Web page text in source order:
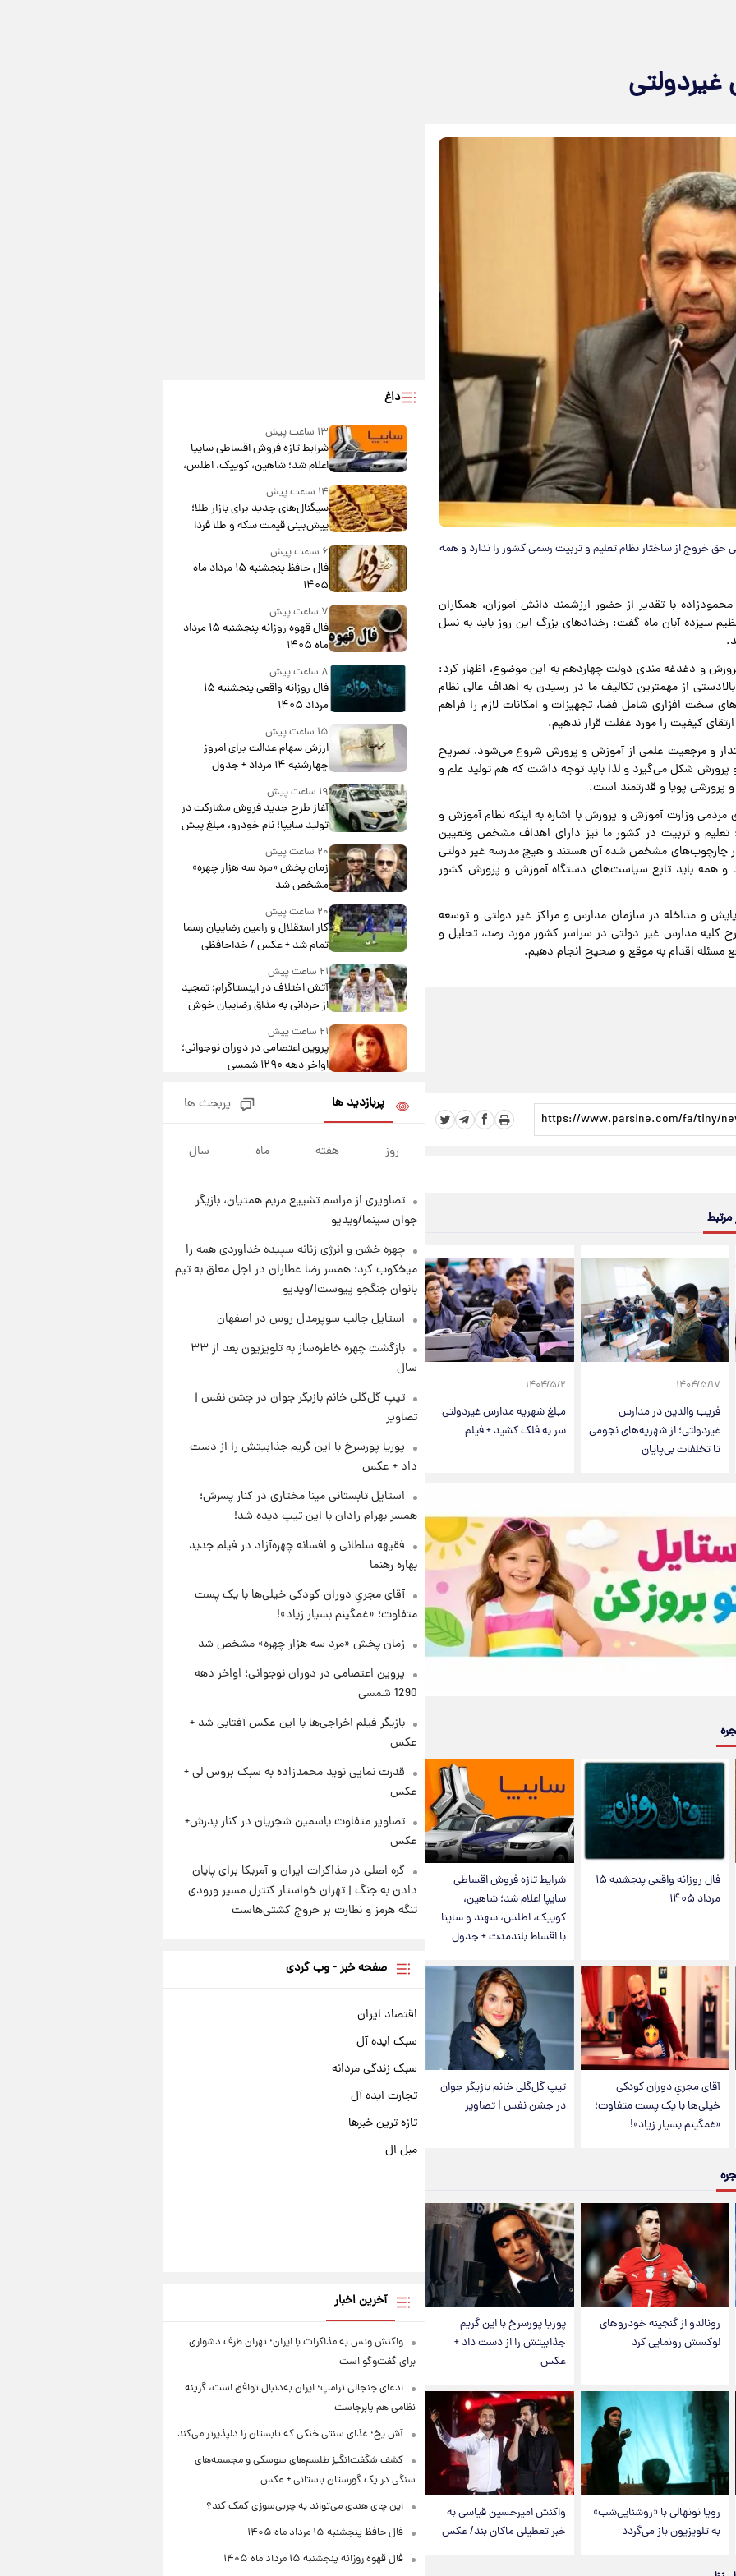
خروج از ساختار نظام تعلیم و تربیت رسمی کشور را ندارد و همه
با تقدیر از حضور ارزشمند دانش آموزان، همکاران
سیزده آبان ماه گفت: رخداد‌های بزرگ این روز باید به نسل
و دغدغه مندی دولت چهاردهم به این موضوع، اظهار کرد:
از مهمترین تکالیف ما در رسیدن به اهداف عالی نظام
سخت افزاری شامل فضا، تجهیزات و امکانات لازم را فراهم
کیفیت را مورد غفلت قرار ندهیم.
و مرجعیت علمی از آموزش و پرورش شروع می‌شود، تصریح
پرورش شکل می‌گیرد و لذا باید توجه داشت که هم تولید علم و
پرورشی پویا و قدرتمند است.
وزارت آموزش و پرورش با اشاره به اینکه نظام آموزش و
و تربیت در کشور ما نیز دارای اهداف مشخص و‌تعیین
چارچوب‌های مشخص شده آن هستند و هیچ مدرسه غیر دولتی
و همه باید تابع سیاست‌های دستگاه آموزش و پرورش کشور
و مداخله در سازمان مدارس و مراکز غیر دولتی و توسعه
مدارس غیر دولتی در سراسر کشور مورد رصد، تحلیل و
مسئله اقدام به موقع و صحیح انجام دهیم.
مرتبط
۱۴۰۴/۵/۱۷
فریب والدین در مدارس
غیردولتی؛ از شهریه‌های نجومی
تا تخلفات بی‌پایان
۱۴۰۴/۵/۲
مبلغ شهریه مدارس غیردولتی
سر به فلک کشید + فیلم
فال روزانه واقعی پنجشنبه ۱۵
مرداد ۱۴۰۵
شرایط تازه فروش اقساطی
سایپا اعلام شد؛ شاهین،
کوییک، اطلس، سهند و ساینا
با اقساط بلندمدت + جدول
آقای مجریِ دوران کودکی
خیلی‌ها با یک پست متفاوت؛
«غمگینم بسیار زیاد»!
تیپ گل‌گلی خانم بازیگر جوان
در جشن نفس | تصاویر
رونالدو از گنجینه خودروهای
لوکسش رونمایی کرد
پوریا پورسرخ با این گریم
جذابیتش را از دست داد +
عکس
رویا نونهالی با «روشنایی‌شب»
به تلویزیون باز می‌گردد
واکنش امیرحسین قیاسی به
خبر تعطیلی ماکان بند/ عکس
داغ
۱۳ ساعت پیش
شرایط تازه فروش اقساطی سایپا
اعلام شد؛ شاهین، کوییک، اطلس،
سهند و ساینا با اقساط بلندمدت +
جدول۱۴ ساعت پیش
سیگنال‌های جدید برای بازار طلا؛
پیش‌بینی قیمت سکه و طلا فردا
۶ ساعت پیش
فال حافظ پنجشنبه ۱۵ مرداد ماه
۱۴۰۵
۷ ساعت پیش
فال قهوه روزانه پنجشنبه ۱۵ مرداد
ماه ۱۴۰۵
۸ ساعت پیش
فال روزانه واقعی پنجشنبه ۱۵
مرداد ۱۴۰۵
۱۵ ساعت پیش
ارزش سهام عدالت برای امروز
چهارشنبه ۱۴ مرداد + جدول
۱۹ ساعت پیش
آغاز طرح جدید فروش مشارکت در
تولید سایپا؛ نام خودرو، مبلغ پیش
مشارکت چند درصد است؟
۲۰ ساعت پیش
زمان پخش «مرد سه هزار چهره»
مشخص شد
۲۰ ساعت پیش
کار استقلال و رامین رضاییان رسما
تمام شد + عکس / خداحافظی
صمیمانه آبی ها با رامین!
۲۱ ساعت پیش
آتش اختلاف در اینستاگرام؛ تمجید
از حردانی به مذاق رضاییان خوش
نیامد+عکس
۲۱ ساعت پیش
پروین اعتصامی در دوران نوجوانی؛
اواخر دهه ۱۲۹۰ شمسی
قدرت‌نمایی نظامی چین؛ بمب‌افکن
حامل موشک هسته‌ای در آسمان
۲۲ ساعت پیش
چهارشنبه ۱۴ مرداد ۱۴۰۵/ نرخ‌ها
ثابت ماند؟ +جدول
۲۳ ساعت پیش
علی مطهری: اجرای کامل
بزرگ‌تری برای ایران است
پربازدید ها پربحث ها
روز هفته ماه سال
تصاویری از مراسم تشییع مریم همتیان، بازیگر
جوان سینما/ویدیو
چهره خشن و انرژی زنانه سپیده خداوردی همه را
میخکوب کرد؛ همسر رضا عطاران در اجل معلق به تیم
بانوان جنگجو پیوست!/ویدیو
استایل جالب سوپرمدل روس در اصفهان
بازگشت چهره خاطره‌ساز به تلویزیون بعد از ۳۳
سال
تیپ گل‌گلی خانم بازیگر جوان در جشن نفس |
تصاویر
پوریا پورسرخ با این گریم جذابیتش را از دست
داد + عکس
استایل تابستانی مینا مختاری در کنار پسرش؛
همسر بهرام رادان با این تیپ دیده شد!
فقیهه سلطانی و افسانه چهره‌آزاد در فیلم جدید
بهاره رهنما
آقای مجریِ دوران کودکی خیلی‌ها با یک پست
متفاوت؛ «غمگینم بسیار زیاد»!
زمان پخش «مرد سه هزار چهره» مشخص شد
پروین اعتصامی در دوران نوجوانی؛ اواخر دهه
1290 شمسی
بازیگر فیلم اخراجی‌ها با این عکس آفتابی شد +
عکس
قدرت نمایی نوید محمدزاده به سبک بروس لی +
عکس
تصاویر متفاوت یاسمین شجریان در کنار پدرش+
عکس
گره اصلی در مذاکرات ایران و آمریکا برای پایان
دادن به جنگ | تهران خواستار کنترل مسیر ورودی
تنگه هرمز و نظارت بر خروج کشتی‌هاست
صفحه خبر - وب گردی
اقتصاد ایران
سبک ایده آل
سبک زندگی مردانه
تجارت ایده آل
تازه ترین خبرها
مبل ال
آخرین اخبار
واکنش ونس به مذاکرات با ایران؛ تهران طرف دشواری
برای گفت‌وگو است
ادعای جنجالی ترامپ؛ ایران به‌دنبال توافق است، گزینه
نظامی هم پابرجاست
آش یخ؛ غذای سنتی خنکی که تابستان را دلپذیرتر می‌کند
کشف شگفت‌انگیز طلسم‌های سوسکی و مجسمه‌های
سنگی در یک گورستان باستانی + عکس
این چای هندی می‌تواند به چربی‌سوزی کمک کند؟
فال حافظ پنجشنبه ۱۵ مرداد ماه ۱۴۰۵
فال قهوه روزانه پنجشنبه ۱۵ مرداد ماه ۱۴۰۵